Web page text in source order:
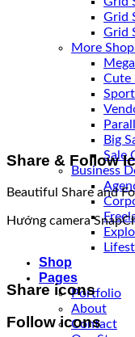
Grid
Grid
More
Cute
Big
Sale
Business
Shop
Pages
Portfolio
About
Contact
Share & Follow
Beautiful Share and
Hướng camera
Share icons
Follow icons